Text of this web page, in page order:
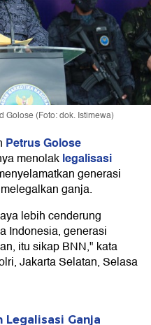
Golose (Foto: dok. Istimewa)
Petrus Golose
menolaklegalisasi
generasi
ganja.
lebih cenderung
Indonesia, generasi
itu sikap BNN," kata
Jakarta Selatan, Selasa
Legalisasi Ganja